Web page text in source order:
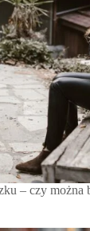
– czy można